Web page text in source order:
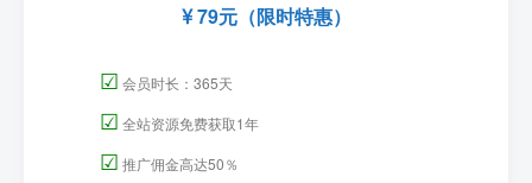
79元（限时特惠）
☑ 会员时长：365天
☑ 全站资源免费获取1年
☑ 推广佣金高达50％